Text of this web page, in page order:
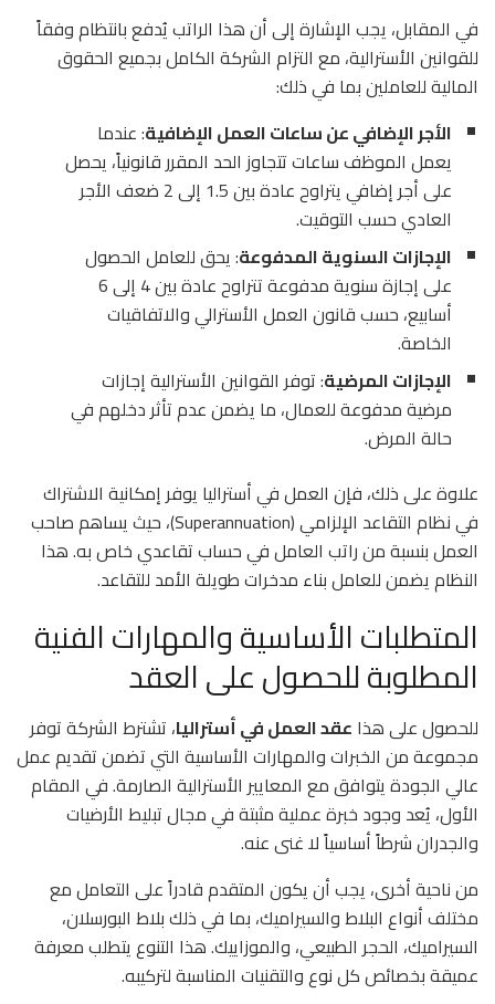
في المقابل، يجب الإشارة إلى أن هذا الراتب يُدفع بانتظام وفقاً
للقوانين الأسترالية، مع التزام الشركة الكامل بجميع الحقوق
المالية للعاملين بما في ذلك:
الأجر الإضافي عن ساعات العمل الإضافية: عندما
يعمل الموظف ساعات تتجاوز الحد المقرر قانونياً، يحصل
على أجر إضافي يتراوح عادة بين 1.5 إلى 2 ضعف الأجر
العادي حسب التوقيت.
الإجازات السنوية المدفوعة: يحق للعامل الحصول
على إجازة سنوية مدفوعة تتراوح عادة بين 4 إلى 6
أسابيع، حسب قانون العمل الأسترالي والاتفاقيات
الخاصة.
الإجازات المرضية: توفر القوانين الأسترالية إجازات
مرضية مدفوعة للعمال، ما يضمن عدم تأثر دخلهم في
حالة المرض.
علاوة على ذلك، فإن العمل في أستراليا يوفر إمكانية الاشتراك
في نظام التقاعد الإلزامي (Superannuation)، حيث يساهم صاحب
العمل بنسبة من راتب العامل في حساب تقاعدي خاص به. هذا
النظام يضمن للعامل بناء مدخرات طويلة الأمد للتقاعد.
المتطلبات الأساسية والمهارات الفنية
المطلوبة للحصول على العقد
للحصول على هذا عقد العمل في أستراليا، تشترط الشركة توفر
مجموعة من الخبرات والمهارات الأساسية التي تضمن تقديم عمل
عالي الجودة يتوافق مع المعايير الأسترالية الصارمة. في المقام
الأول، يُعد وجود خبرة عملية مثبتة في مجال تبليط الأرضيات
والجدران شرطاً أساسياً لا غنى عنه.
من ناحية أخرى، يجب أن يكون المتقدم قادراً على التعامل مع
مختلف أنواع البلاط والسيراميك، بما في ذلك بلاط البورسلان،
السيراميك، الحجر الطبيعي، والموزاييك. هذا التنوع يتطلب معرفة
عميقة بخصائص كل نوع والتقنيات المناسبة لتركيبه.